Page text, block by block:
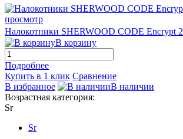
просмотр
Налокотники SHERWOOD CODE Encrypt 2
В корзину
Подробнее
Купить в 1 клик Сравнение
В избранное
В наличии
Возрастная категория:
Sr
Sr